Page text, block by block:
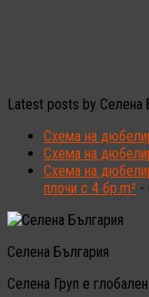
Latest posts by Селена
Схема на
Схема на
Схема на
плочи с 4 бр.m² -
Селена България
Селена Груп е